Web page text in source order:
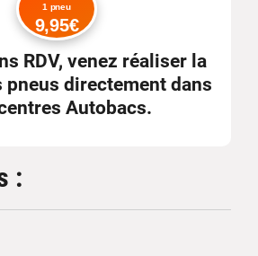
1 pneu
9,95€
RDV, venez réaliser la
pneus directement dans
Autobacs.
: